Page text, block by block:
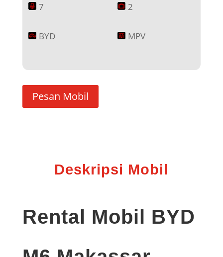
7 2
BYD MPV
Pesan Mobil
Deskripsi Mobil
Rental Mobil BYD